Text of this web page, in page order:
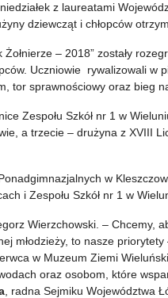
z laureatami
dziewcząt i chłopców
– 2018” zostały
Uczniowie rywalizowali w
tor sprawnościowy oraz bieg
Zespołu Szkół nr 1 w
a trzecie – drużyna z XVIII
w
i Zespołu Szkół nr 1 w
Wierzchowski. – Chcemy,
młodzieży, to nasze priorytety
w Muzeum Ziemi
oraz osobom, które
, radna Sejmiku Województwa